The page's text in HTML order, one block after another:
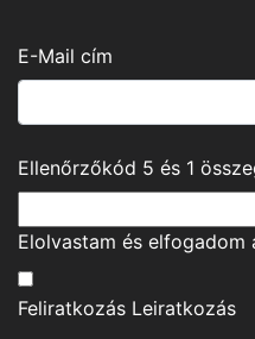
E-Mail cím
Ellenőrzőkód 5 és 1
Elolvastam és elfogadom
Feliratkozás Leiratkozás